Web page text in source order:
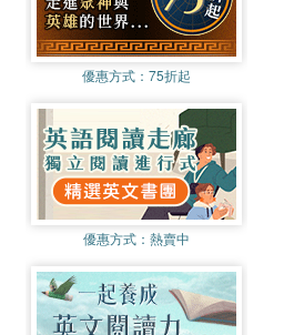
優惠方式： 75折起
優惠方式： 熱賣中